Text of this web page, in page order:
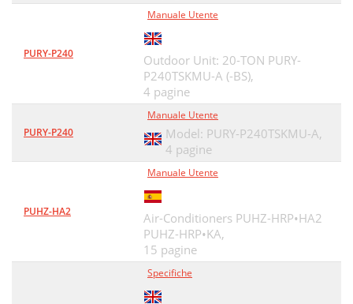
PURY-P240
Manuale Utente
Outdoor Unit: 20-TON PURY-
P240TSKMU-A (-BS),
4 pagine
PURY-P240
Manuale Utente
Model: PURY-P240TSKMU-A,
4 pagine
PUHZ-HA2
Manuale Utente
Air-Conditioners PUHZ-HRP•HA2
PUHZ-HRP•KA,
15 pagine
Specifiche